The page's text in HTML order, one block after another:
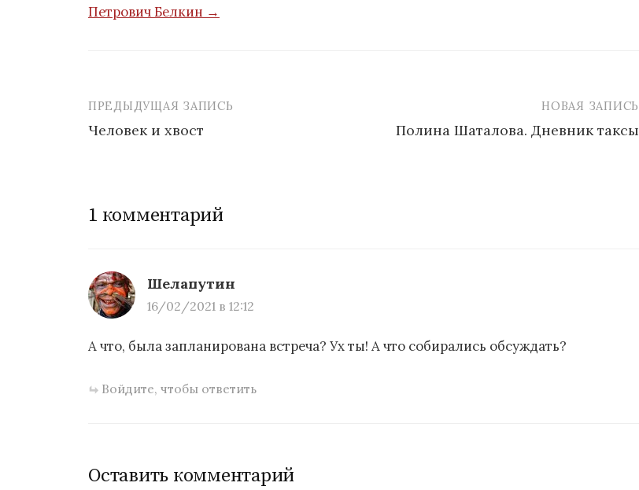
Петрович Белкин →
в
г
а
ц
о
ПРЕДЫДУЩАЯ ЗАПИСЬ
Человек и хвост
НОВАЯ ЗАПИСЬ
Полина Шаталова. Дневник таксы
1 комментарий
Шелапутин
16/02/2021 в 12:12
А что, была запланирована встреча? Ух ты! А что собирались обсуждать?
Войдите, чтобы ответить
Оставить комментарий